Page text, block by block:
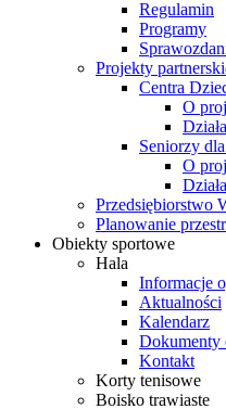
Regulamin
Programy
Projekty
Centra
O
Seniorzy
O
Przedsiębiorstwo
Planowanie
Obiekty sportowe
Hala
Informacje
Aktualności
Kalendarz
Dokumenty
Kontakt
Korty tenisowe
Boisko trawiaste